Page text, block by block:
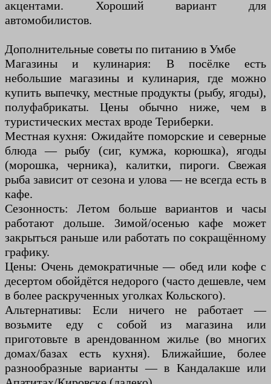
акцентами. Хороший вариант для
автомобилистов.
Дополнительные советы по питанию в Умбе
Магазины и кулинария: В посёлке есть
небольшие магазины и кулинария, где можно
купить выпечку, местные продукты (рыбу, ягоды),
полуфабрикаты. Цены обычно ниже, чем в
туристических местах вроде Териберки.
Местная кухня: Ожидайте поморские и северные
блюда — рыбу (сиг, кумжа, корюшка), ягоды
(морошка, черника), калитки, пироги. Свежая
рыба зависит от сезона и улова — не всегда есть в
кафе.
Сезонность: Летом больше вариантов и часы
работают дольше. Зимой/осенью кафе может
закрыться раньше или работать по сокращённому
графику.
Цены: Очень демократичные — обед или кофе с
десертом обойдётся недорого (часто дешевле, чем
в более раскрученных уголках Кольского).
Альтернативы: Если ничего не работает —
возьмите еду с собой из магазина или
приготовьте в арендованном жилье (во многих
домах/базах есть кухня). Ближайшие, более
разнообразные варианты — в Кандалакше или